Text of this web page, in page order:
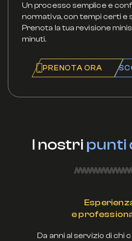
Un processo semplice e
normativa, con tempi certi e
Prenota la tua revisione
minuti.
PRENOTA ORA
I nostri punti
e
Da anni al servizio di chi